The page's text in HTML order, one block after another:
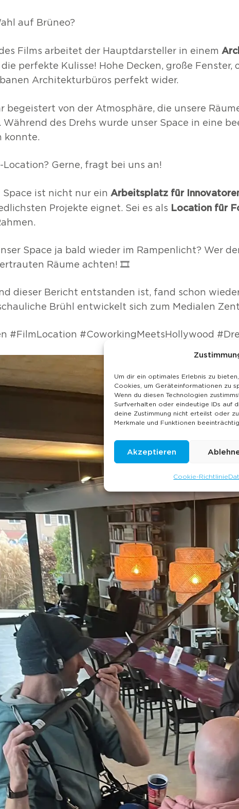
Um dir ein optimales Erlebnis zu
Cookies, um Geräteinformationen zu
Wenn du diesen Technologien
Surfverhalten oder eindeutige IDs auf
deine Zustimmung nicht erteilst oder
Merkmale und Funktionen
Akzeptieren
Cookie-Richtlinie
auf Brüneo?
Films arbeitet der Hauptdarsteller in einem
perfekte Kulisse! Hohe Decken, große
Architekturbüros perfekt wider.
begeistert von der Atmosphäre, die unsere
des Drehs wurde unser Space in eine
konnte.
Location? Gerne, fragt bei uns an!
Space ist nicht nur ein Arbeitsplatz für
Projekte eignet. Sei es als Location für
Space ja bald wieder im Rampenlicht? Wer
Räume achten! 🎞️
dieser Bericht entstanden ist, fand schon
Brühl entwickelt sich zum Medialen
#FilmLocation #CoworkingMeetsHollywood